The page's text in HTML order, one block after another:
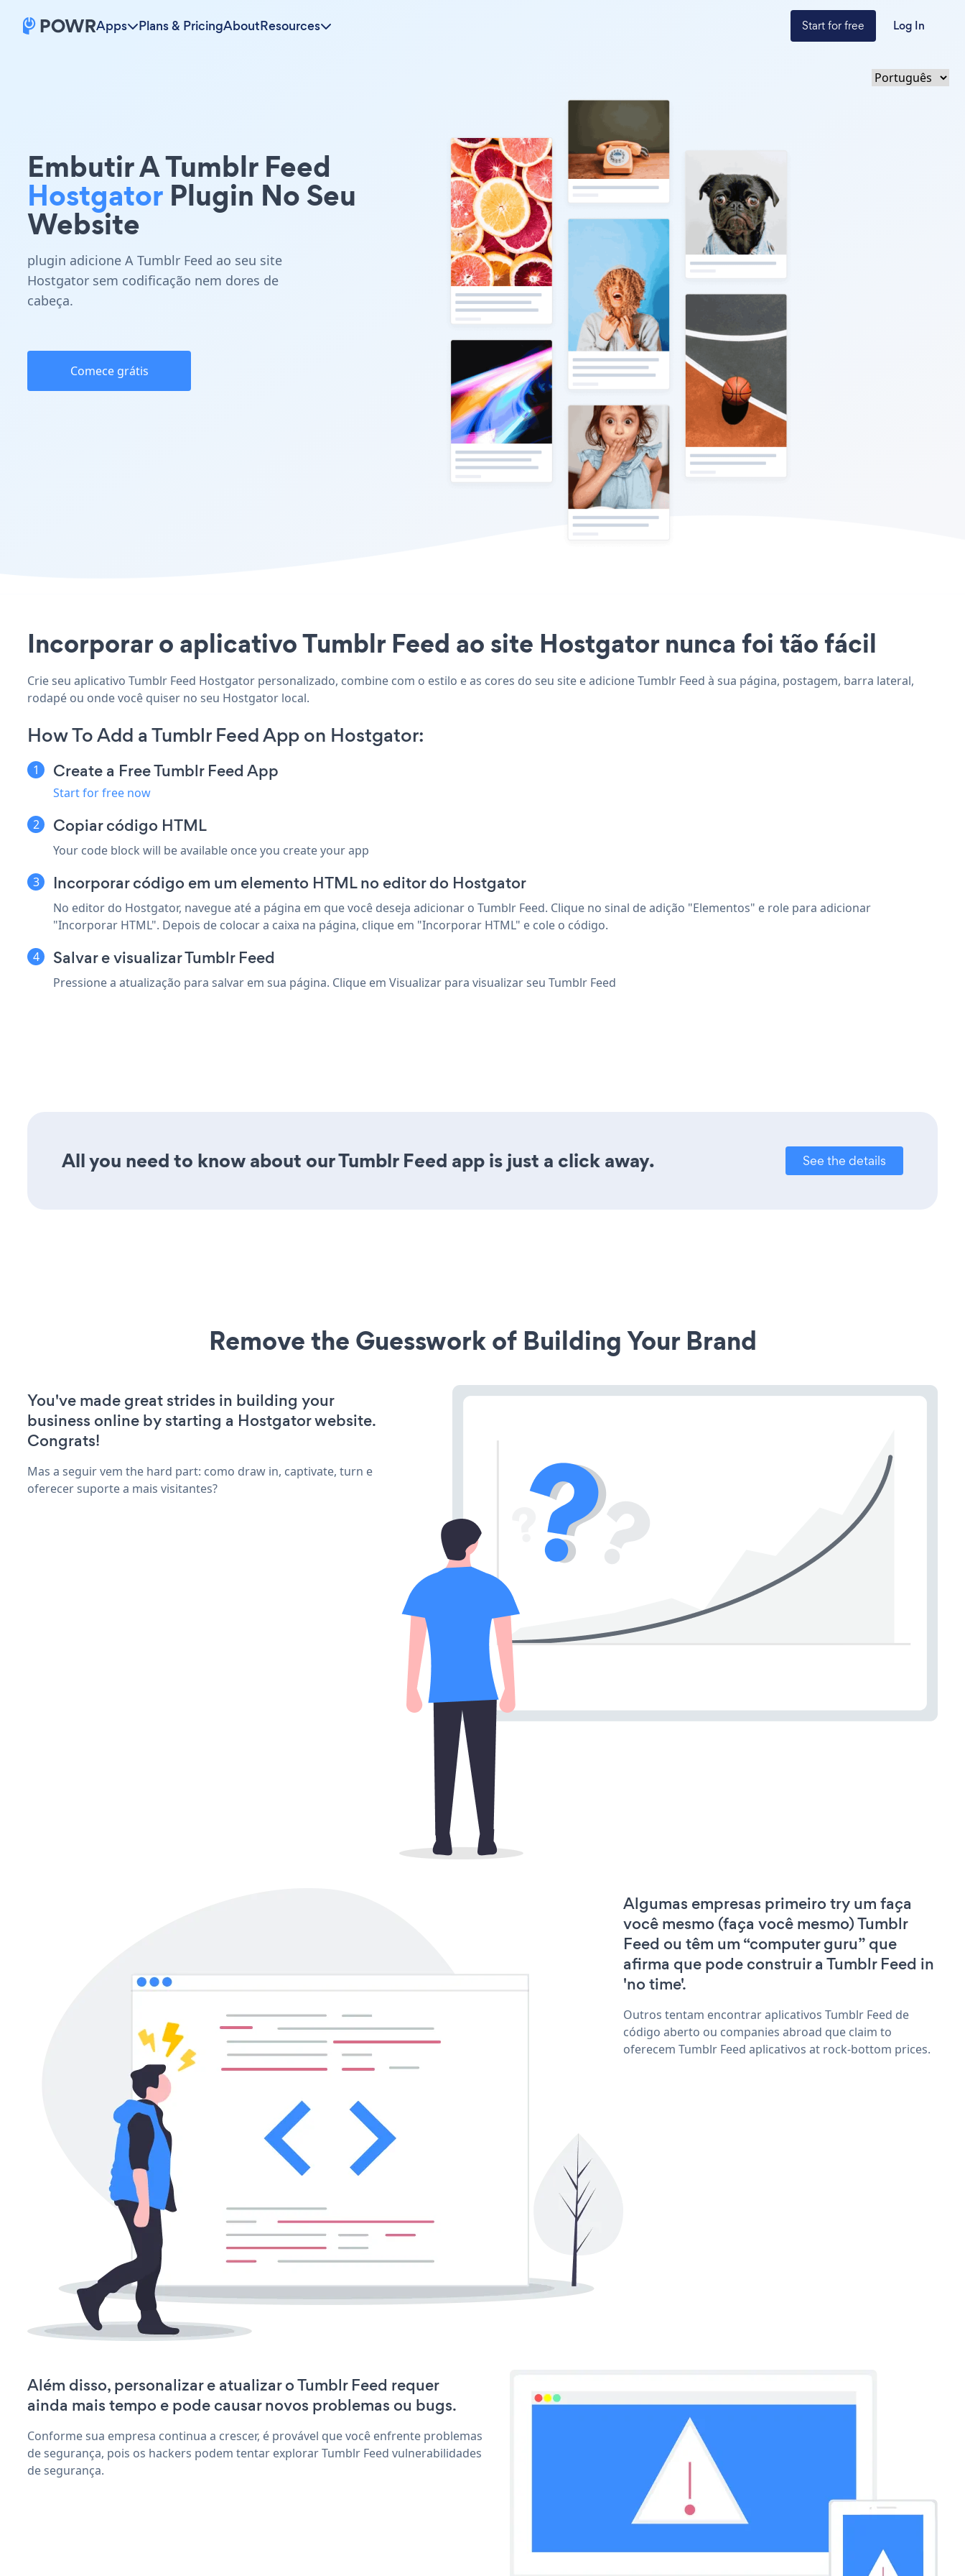
Apps Plans & PricingAboutResources Start for free Log In
Embutir A Tumblr Feed
Hostgator Plugin No Seu
Website
plugin adicione A Tumblr Feed ao seu site
Hostgator sem codificação nem dores de
cabeça.
Comece grátis
Incorporar o aplicativo Tumblr Feed ao site Hostgator nunca foi tão fácil
Crie seu aplicativo Tumblr Feed Hostgator personalizado, combine com o estilo e as cores do seu site e adicione Tumblr Feed à sua página, postagem, barra lateral,
rodapé ou onde você quiser no seu Hostgator local.
How To Add a Tumblr Feed App on Hostgator:
Create a Free Tumblr Feed App
Start for free now
Copiar código HTML
Your code block will be available once you create your app
Incorporar código em um elemento HTML no editor do Hostgator
No editor do Hostgator, navegue até a página em que você deseja adicionar o Tumblr Feed. Clique no sinal de adição "Elementos" e role para adicionar
"Incorporar HTML". Depois de colocar a caixa na página, clique em "Incorporar HTML" e cole o código.
Salvar e visualizar Tumblr Feed
Pressione a atualização para salvar em sua página. Clique em Visualizar para visualizar seu Tumblr Feed
All you need to know about our Tumblr Feed app is just a click away. See the details
Remove the Guesswork of Building Your Brand
You've made great strides in building your
business online by starting a Hostgator website.
Congrats!
Mas a seguir vem the hard part: como draw in, captivate, turn e
oferecer suporte a mais visitantes?
Algumas empresas primeiro try um faça
você mesmo (faça você mesmo) Tumblr
Feed ou têm um “computer guru” que
afirma que pode construir a Tumblr Feed in
'no time'.
Outros tentam encontrar aplicativos Tumblr Feed de
código aberto ou companies abroad que claim to
oferecem Tumblr Feed aplicativos at rock-bottom prices.
Além disso, personalizar e atualizar o Tumblr Feed requer
ainda mais tempo e pode causar novos problemas ou bugs.
Conforme sua empresa continua a crescer, é provável que você enfrente problemas
de segurança, pois os hackers podem tentar explorar Tumblr Feed vulnerabilidades
de segurança.